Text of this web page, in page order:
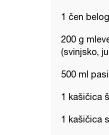
1 čen
200 g
(svinjsko,
500 ml
1 kašičica
1 kašičica